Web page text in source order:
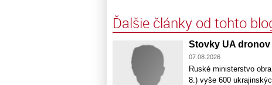
Ďalšie články od tohto
Stovky UA
07.08.2026
Ruské ministerstvo
8.) vyše 600